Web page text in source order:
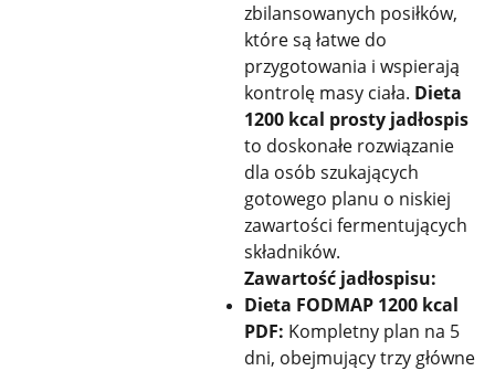
zbilansowanych posiłków,
które są łatwe do
przygotowania i wspierają
kontrolę masy ciała. Dieta
1200 kcal prosty jadłospis
to doskonałe rozwiązanie
dla osób szukających
gotowego planu o niskiej
zawartości fermentujących
składników.
Zawartość jadłospisu:
Dieta FODMAP 1200 kcal
PDF: Kompletny plan na 5
dni, obejmujący trzy główne